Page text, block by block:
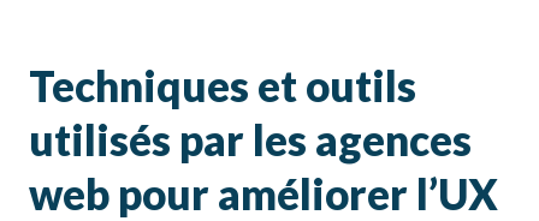
Techniques et outils
utilisés par les agences
web pour améliorer l’UX